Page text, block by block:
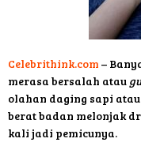
Celebrithink.com –
merasa bersalah atau
olahan daging sapi
berat badan melonjak
kali jadi pemicunya.